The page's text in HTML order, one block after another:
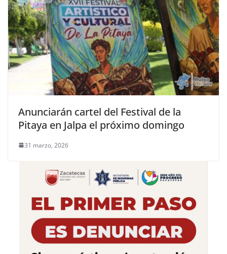
Anunciarán cartel del Festival de la
Pitaya en Jalpa el próximo domingo
31 marzo, 2026